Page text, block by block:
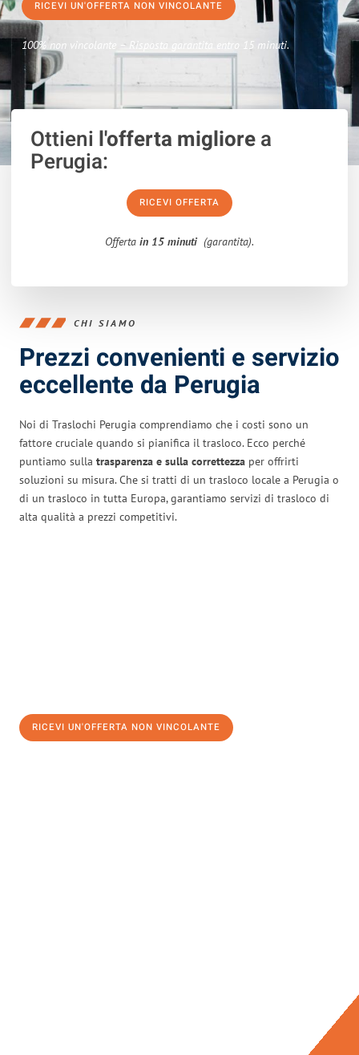
RICEVI UN'OFFERTA NON VINCOLANTE
100% non vincolante – Risposta garantita entro 15 minuti.
Ottieni l'offerta migliorea
Perugia:
RICEVI OFFERTA
Offerta in 15 minuti (garantita).
CHI SIAMO
Prezzi convenienti e servizio
eccellente da Perugia
Noi di Traslochi Perugia comprendiamo che i costi sono un
fattore cruciale quando si pianifica il trasloco. Ecco perché
puntiamo sulla trasparenza e sulla correttezza per offrirti
soluzioni su misura. Che si tratti di un trasloco locale a Perugia o
di un trasloco in tutta Europa, garantiamo servizi di trasloco di
alta qualità a prezzi competitivi.
RICEVI UN'OFFERTA NON VINCOLANTE